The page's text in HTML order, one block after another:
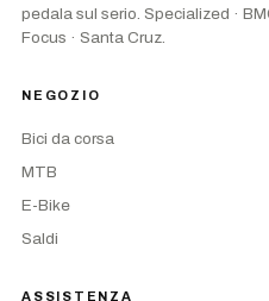
pedala sul serio. Specialized ·
Focus · Santa Cruz.
NEGOZIO
Bici da corsa
MTB
E-Bike
Saldi
ASSISTENZA